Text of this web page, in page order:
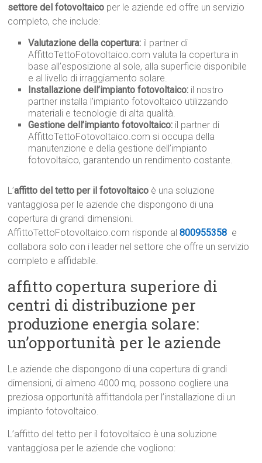
settore del fotovoltaico per le aziende ed offre un servizio
completo, che include:
Valutazione della copertura: il partner di
AffittoTettoFotovoltaico.com valuta la copertura in
base all’esposizione al sole, alla superficie disponibile
e al livello di irraggiamento solare.
Installazione dell’impianto fotovoltaico: il nostro
partner installa l’impianto fotovoltaico utilizzando
materiali e tecnologie di alta qualità.
Gestione dell’impianto fotovoltaico: il partner di
AffittoTettoFotovoltaico.com si occupa della
manutenzione e della gestione dell’impianto
fotovoltaico, garantendo un rendimento costante.
L’affitto del tetto per il fotovoltaico è una soluzione
vantaggiosa per le aziende che dispongono di una
copertura di grandi dimensioni.
AffittoTettoFotovoltaico.com risponde al800955358 e
collabora solo con i leader nel settore che offre un servizio
completo e affidabile.
affitto copertura superiore di
centri di distribuzione per
produzione energia solare:
un’opportunità per le aziende
Le aziende che dispongono di una copertura di grandi
dimensioni, di almeno 4000 mq, possono cogliere una
preziosa opportunità affittandola per l’installazione di un
impianto fotovoltaico.
L’affitto del tetto per il fotovoltaico è una soluzione
vantaggiosa per le aziende che vogliono: